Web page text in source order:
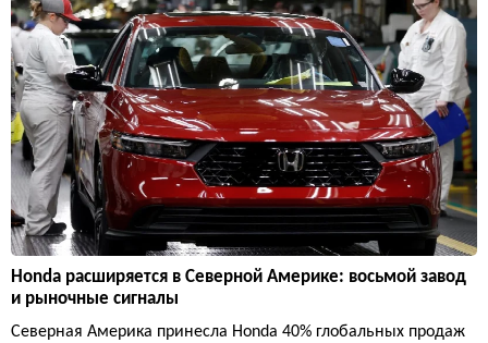
Honda расширяется в Северной Америке: восьмой завод
и рыночные сигналы
Северная Америка принесла Honda 40% глобальных продаж